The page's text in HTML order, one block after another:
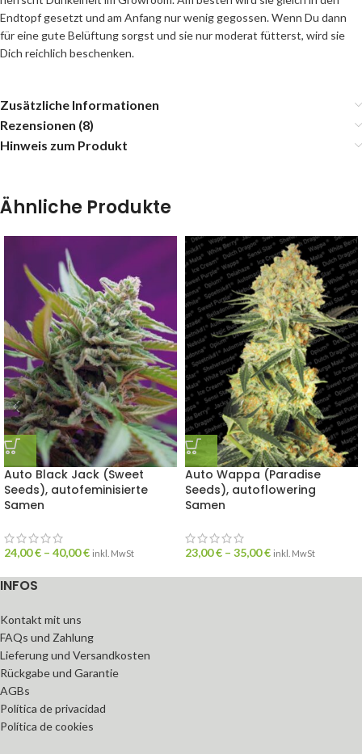
Endtopf gesetzt und am Anfang nur wenig gegossen. Wenn Du dann
für eine gute Belüftung sorgst und sie nur moderat fütterst, wird sie
Dich reichlich beschenken.
Zusätzliche Informationen
Rezensionen (8)
Hinweis zum Produkt
Ähnliche Produkte
Auto Black Jack (Sweet
Seeds), autofeminisierte
Samen
24,00€ – 40,00€ inkl. MwSt
Auto Wappa (Paradise
Seeds), autoflowering
Samen
23,00€ – 35,00€ inkl. MwSt
INFOS
Kontakt mit uns
FAQs und Zahlung
Lieferung und Versandkosten
Rückgabe und Garantie
AGBs
Política de privacidad
Política de cookies